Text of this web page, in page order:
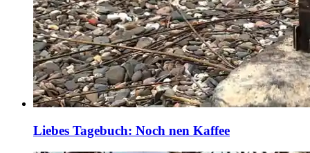
Liebes Tagebuch: Noch nen Kaffee